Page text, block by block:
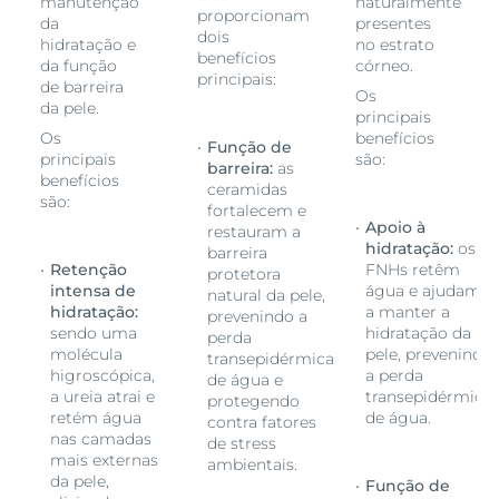
da
hidratação e
da função
de barreira
da pele.
Os
principais
benefícios
são:
Retenção
intensa de
hidratação:
sendo uma
molécula
higroscópica,
a ureia atrai e
retém água
nas camadas
mais externas
da pele,
proporcionam
dois
benefícios
principais:
Função de
barreira: as
ceramidas
fortalecem e
restauram a
barreira
protetora
natural da pele,
prevenindo a
perda
transepidérmica
de água e
protegendo
contra fatores
de stress
ambientais.
presentes
no estrato
córneo.
Os
principais
benefícios
são:
Apoio à
hidratação:os
FNHs retêm
água e ajudam
a manter a
hidratação da
pele, prevenindo
a perda
transepidérmica
de água.
Função de